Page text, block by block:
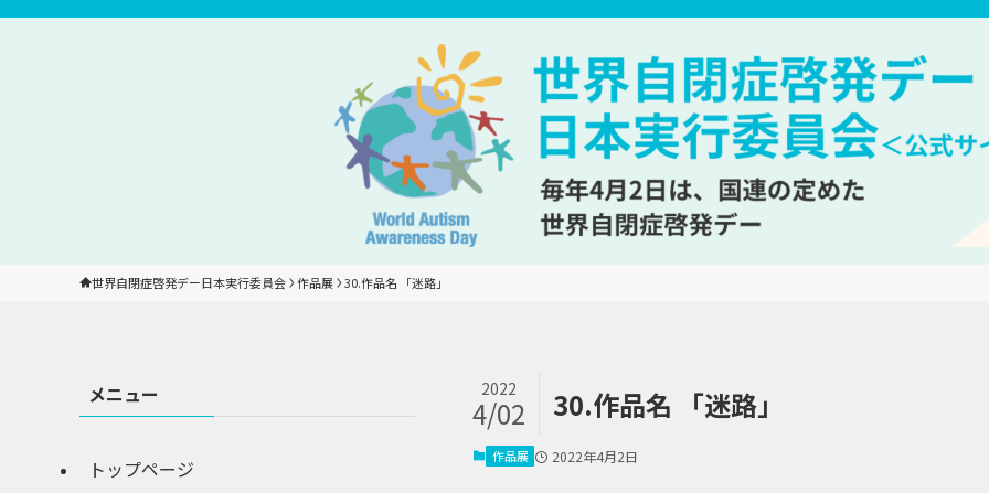
世界自閉症啓発デー日本実行委員会 作品展 30.作品名 「迷路」
30.作品名 「迷路」
2022
4/02
作品展 2022年4月2日
メニュー
トップページ